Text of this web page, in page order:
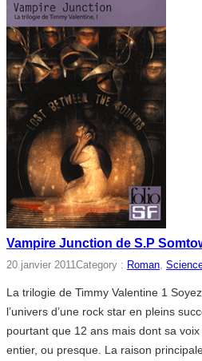
Vampire Junction de S.P
20 janvier 2011Category : Roman,
La trilogie de Timmy Valentine 1
l’univers d’une rock star en pleins
pourtant que 12 ans mais dont sa
entier, ou presque. La raison